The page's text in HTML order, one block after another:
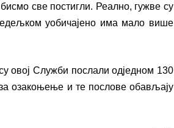
смо све постигли. Реално, гужве су
уобичајено има мало више
овој Служби послали одједном 130
озакоњење и те послове обављају